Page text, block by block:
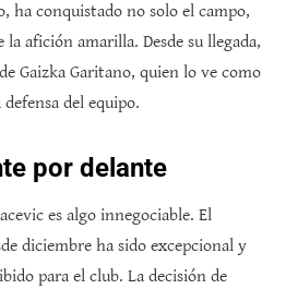
ha conquistado no solo el campo,
afición amarilla. Desde su llegada,
Gaizka Garitano, quien lo ve como
del equipo.
por delante
es algo innegociable. El
diciembre ha sido excepcional y
para el club. La decisión de